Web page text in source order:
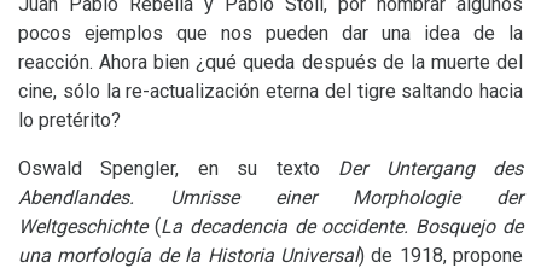
pocos ejemplos que nos pueden dar una idea de la
reacción. Ahora bien ¿qué queda después de la muerte del
cine, sólo la re-actualización eterna del tigre saltando hacia
lo pretérito?
Oswald Spengler, en su texto Der Untergang des
Abendlandes. Umrisse einer Morphologie der
Weltgeschichte (La decadencia de occidente. Bosquejo de
una morfología de la Historia Universal) de 1918, propone